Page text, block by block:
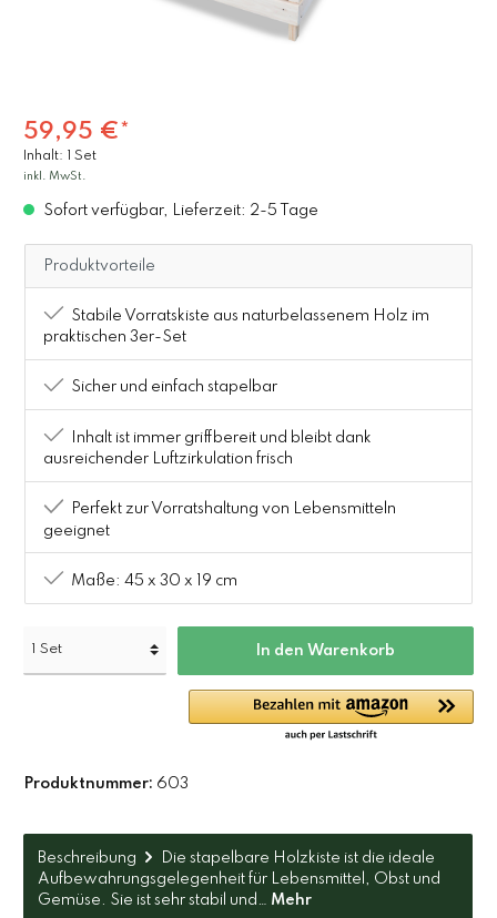
59,95 €*
Inhalt: 1 Set
inkl. MwSt.
Sofort verfügbar, Lieferzeit: 2-5 Tage
Produktvorteile
Stabile Vorratskiste aus naturbelassenem Holz im
praktischen 3er-Set
Sicher und einfach stapelbar
Inhalt ist immer griffbereit und bleibt dank
ausreichender Luftzirkulation frisch
Perfekt zur Vorratshaltung von Lebensmitteln
geeignet
Maße: 45 x 30 x 19 cm
In den Warenkorb
Produktnummer: 603
Beschreibung
Die stapelbare Holzkiste ist die ideale
Aufbewahrungsgelegenheit für Lebensmittel, Obst und
Gemüse. Sie ist sehr stabil und… Mehr